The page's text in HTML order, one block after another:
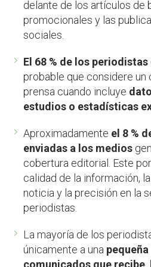
delante de los artículos de
promocionales y las
sociales.
El 68 % de los periodistas
probable que considere un
prensa cuando incluye
estudios o estadísticas
Aproximadamente el 8 %
enviadas a los medios
cobertura editorial. Este
calidad de la información,
noticia y la precisión en la
periodistas.
La mayoría de los
únicamente a una
comunicados que recibe